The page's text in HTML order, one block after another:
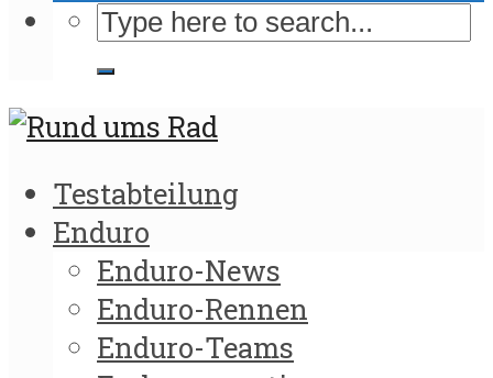
Testabteilung
Enduro
Enduro-News
Enduro-Rennen
Enduro-Teams